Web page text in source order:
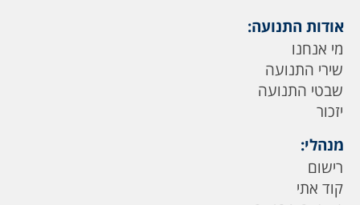
אודות התנועה:
מי אנחנו
שירי התנועה
שבטי התנועה
יזכור
מנהלי:
רישום
קוד אתי